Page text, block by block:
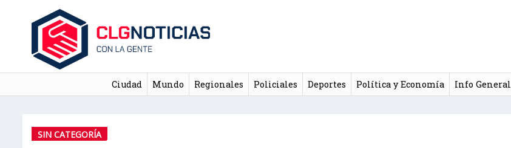
Ciudad Mundo Regionales Policiales Deportes Política y Economía Info General
SIN CATEGORÍA